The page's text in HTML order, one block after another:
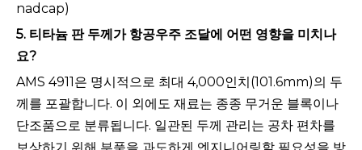
nadcap)
5. 티타늄 판 두께가 항공우주 조달에 어떤 영향을 미치나
요?
AMS 4911은 명시적으로 최대 4,000인치(101.6mm)의 두
께를 포괄합니다. 이 외에도 재료는 종종 무거운 블록이나
단조품으로 분류됩니다. 일관된 두께 관리는 공차 편차를